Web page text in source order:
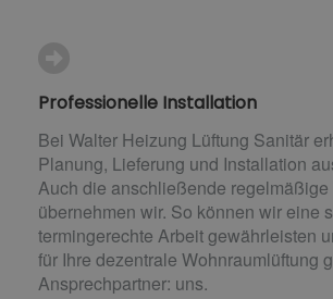
Professionelle Installation
Bei Walter Heizung Lüftung Sanitär
Planung, Lieferung und Installation
Auch die anschließende regelmäßige
übernehmen wir. So können wir eine
termingerechte Arbeit gewährleisten
für Ihre dezentrale Wohnraumlüftung
Ansprechpartner: uns.